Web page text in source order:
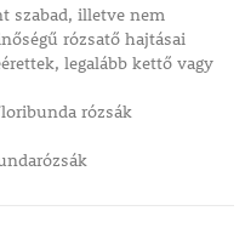
szabad, illetve nem
rózsatő hajtásai
legalább kettő vagy
rózsák